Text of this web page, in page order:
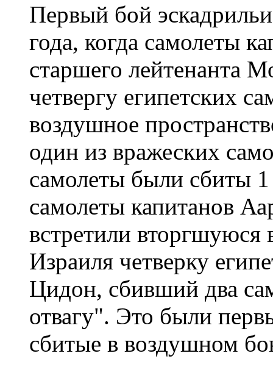
Первый бой
года, когда самолеты
старшего лейтенанта
четвергу египетских
воздушное
один из вражеских
самолеты были сбиты 1
самолеты капитанов
встретили вторгшуюся
Израиля четверку
Цидон, сбивший два
отвагу". Это были
сбитые в воздушном